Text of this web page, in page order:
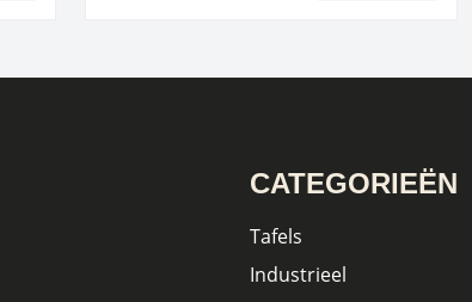
CATEGORIEËN
Tafels
Industrieel